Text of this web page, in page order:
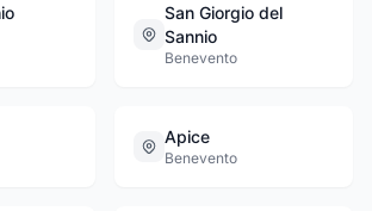
San Giorgio del
Sannio
Benevento
Apice
Benevento